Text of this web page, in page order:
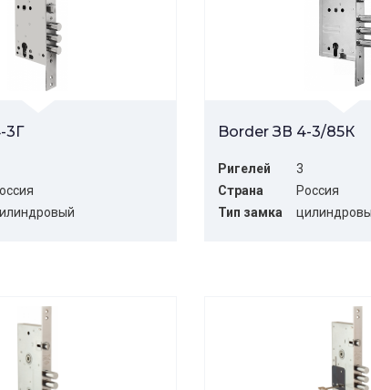
3Г Border ЗВ 4-3/85К
Ригелей
3
Страна
Россия
Тип замка